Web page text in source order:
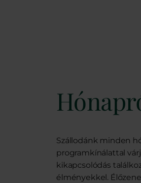
Szállodánk minden
programkínálattal
kikapcsolódás
élményekkel.